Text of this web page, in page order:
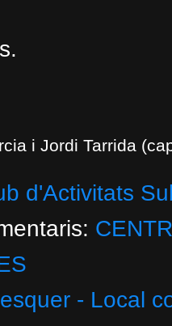
i Jordi Tarrida
d'Activitats
- Local